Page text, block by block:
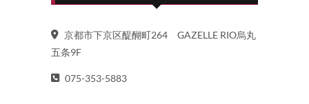
京都市下京区醍醐町264 GAZELLE RIO烏丸
五条9F
075-353-5883